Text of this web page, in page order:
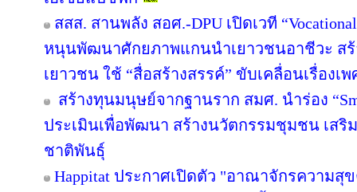
สสส. สานพลัง สอศ.-DPU เปิดเวที “Vocational
หนุนพัฒนาศักยภาพแกนนำเยาวชนอาชีวะ ส
เยาวชน ใช้ “สื่อสร้างสรรค์” ขับเคลื่อนเรื่องเ
สร้างทุนมนุษย์จากฐานราก สมศ. นำร่อง
ประเมินเพื่อพัฒนา สร้างนวัตกรรมชุมชน เส
ชาติพันธุ์
Happitat ประกาศเปิดตัว "อาณาจักรความ